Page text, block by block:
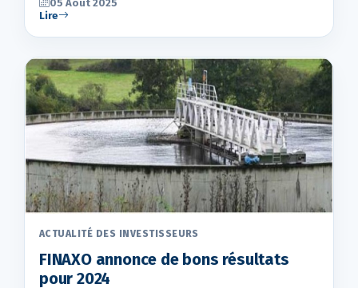
05 Août 2025
Lire
ACTUALITÉ DES INVESTISSEURS
FINAXO annonce de bons résultats
pour 2024